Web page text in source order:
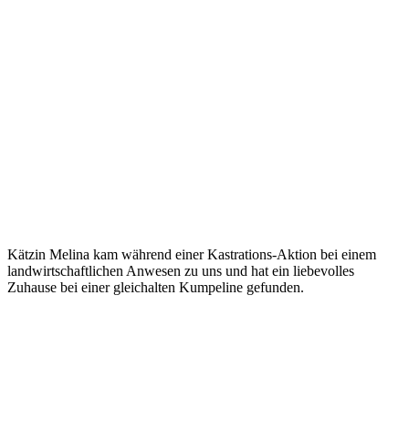
Kätzin Melina kam während einer Kastrations-Aktion bei einem
landwirtschaftlichen Anwesen zu uns und hat ein liebevolles
Zuhause bei einer gleichalten Kumpeline gefunden.